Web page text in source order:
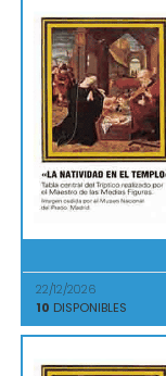
22/12/2026
10 DISPONIBLES